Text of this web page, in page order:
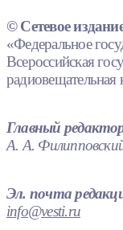
© Сетевое
«Федеральное
Всероссийская
Главный
А. А.
Эл. почта
info@vesti.ru